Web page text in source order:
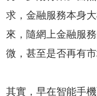
求，金融服務本身
來，隨網上金融服
微，甚至是否再有
其實，早在智能手